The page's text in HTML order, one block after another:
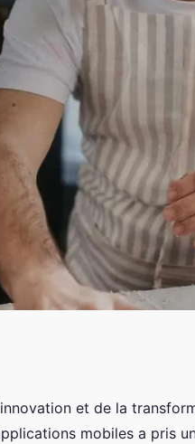
et de la
mobiles a pris